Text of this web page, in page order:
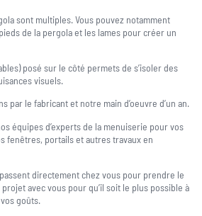
sont multiples. Vous pouvez notamment
de la pergola et les lames pour créer un
posé sur le côté permets de s’isoler des
visuels.
par le fabricant et notre main d’oeuvre d’un an.
équipes d’experts de la menuiserie pour vos
fenêtres, portails et autres travaux en
directement chez vous pour prendre le
avec vous pour qu’il soit le plus possible à
goûts.